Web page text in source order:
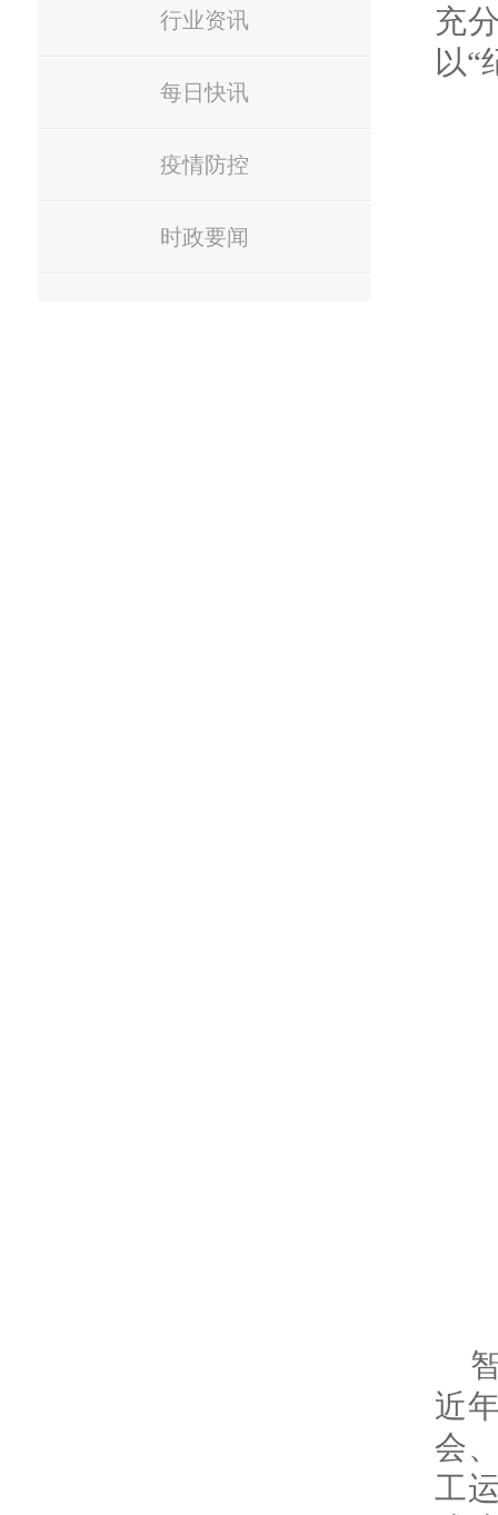
行业资讯
每日快讯
疫情防控
时政要闻
充
以“
近
会
工